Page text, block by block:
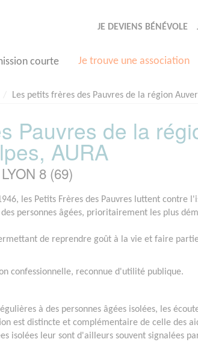
JE DEVIENS BÉNÉVOLE
courte Je trouve une association
Les petits frères des Pauvres de la région
Pauvres de la
AURA
8 (69)
les Petits Frères des Pauvres luttent contre
personnes âgées, prioritairement les plus
de reprendre goût à la vie et faire
confessionnelle, reconnue d'utilité publique.
à des personnes âgées isolées, les
est distincte et complémentaire de celle des
isolées leur sont d'ailleurs souvent signalées